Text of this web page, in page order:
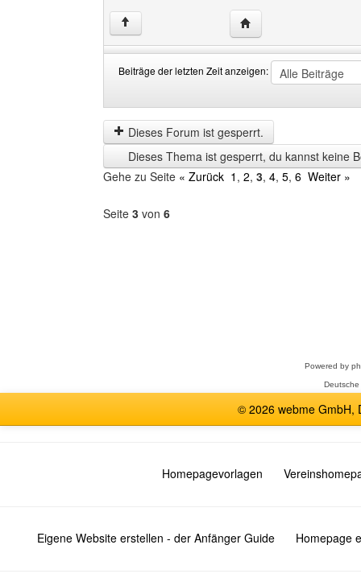
↑ Website dieses
Beiträge der letzten Zeit anzeigen:
der
letzten
Zeit
anzeigen
by
Dieses Forum ist gesperrt.
Dieses Thema ist gesperrt, du kannst keine
Gehe zu Seite « Zurück 1 , 2, 3, 4, 5, 6 Weiter »
Seite 3 von 6
Powered by
© 2026 webme GmbH,
Homepagevorlagen
Eigene Website erstellen - der Anfänger Guide Homepage